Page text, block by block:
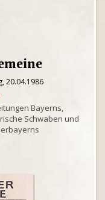
20.04.1986
Bayerns,
Schwaben und